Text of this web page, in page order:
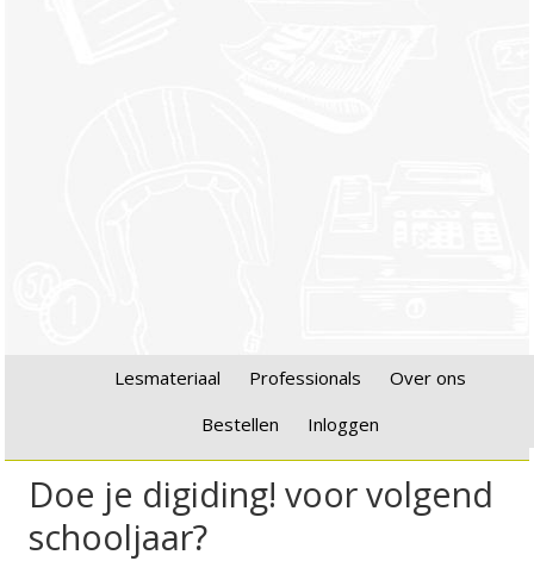
Lesmateriaal Professionals
Over ons
Bestellen
Inloggen
Doe je digiding! voor volgend
schooljaar?